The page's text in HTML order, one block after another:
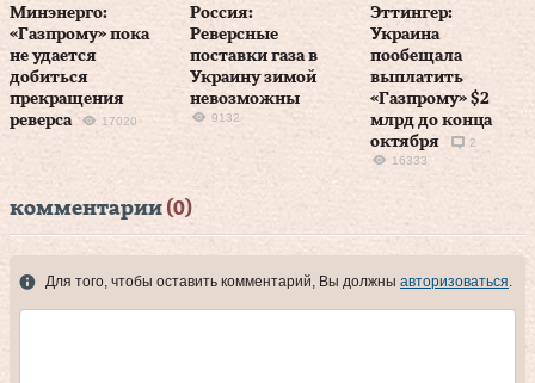
Минэнерго:
«Газпрому» пока
не удается
добиться
прекращения
реверса
17020
Россия:
Реверсные
поставки газа в
Украину зимой
невозможны
9132
Эттингер:
Украина
пообещала
выплатить
«Газпрому» $2
млрд до конца
октября
2
16333
комментарии (0)
Для того, чтобы оставить комментарий, Вы должны авторизоваться.